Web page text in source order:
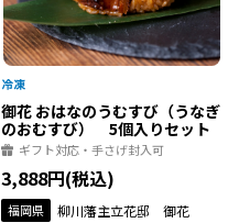
御花 おはなのうむすび（うなぎ
のおむすび） 5個入りセット
ギフト対応・手さげ封入可
3,888円(税込)
福岡県 柳川藩主立花邸 御花